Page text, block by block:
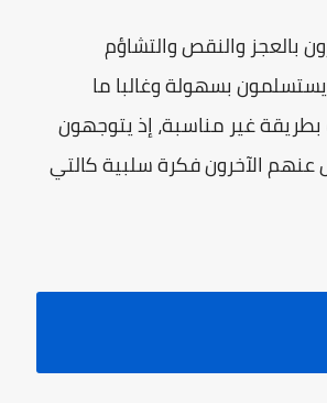
بالعجز والنقص والتشاؤم
بسهولة وغالبا ما
غير مناسبة، إذ يتوجهون
الآخرون فكرة سلبية كالتي